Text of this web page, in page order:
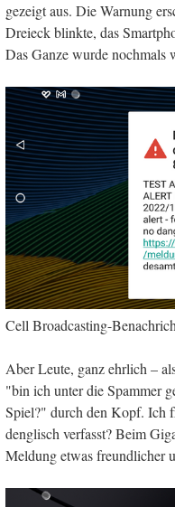
gezeigt aus. Die Warnung
Dreieck blinkte, das
Das Ganze wurde nochmals
Cell Broadcasting-
Aber Leute, ganz ehrlich –
"bin ich unter die Spammer
Spiel?" durch den Kopf. Ich
denglisch verfasst? Beim
Meldung etwas freundlicher